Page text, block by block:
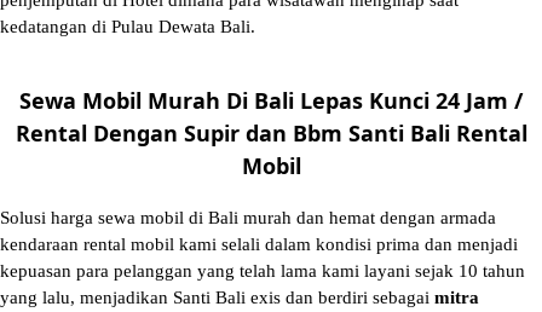
kedatangan di Pulau Dewata Bali.
Sewa Mobil Murah Di Bali Lepas Kunci 24 Jam /
Rental Dengan Supir dan Bbm Santi Bali Rental
Mobil
Solusi harga sewa mobil di Bali murah dan hemat dengan armada
kendaraan rental mobil kami selali dalam kondisi prima dan menjadi
kepuasan para pelanggan yang telah lama kami layani sejak 10 tahun
yang lalu, menjadikan Santi Bali exis dan berdiri sebagai mitra